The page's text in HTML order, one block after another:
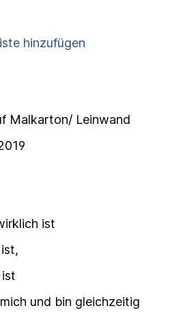
hinzufügen
Malkarton/ Leinwand
ist
und bin gleichzeitig